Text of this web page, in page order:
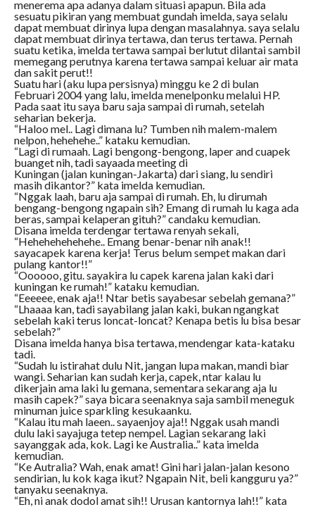
menerema apa adanya dalam situasi apapun. Bila ada
sesuatu pikiran yang membuat gundah imelda, saya selalu
dapat membuat dirinya lupa dengan masalahnya. saya selalu
dapat membuat dirinya tertawa, dan terus tertawa. Pernah
suatu ketika, imelda tertawa sampai berlutut dilantai sambil
memegang perutnya karena tertawa sampai keluar air mata
dan sakit perut!!
Suatu hari (aku lupa persisnya) minggu ke 2 di bulan
Februari 2004 yang lalu, imelda menelponku melalui HP.
Pada saat itu saya baru saja sampai di rumah, setelah
seharian bekerja.
“Haloo mel.. Lagi dimana lu? Tumben nih malem-malem
nelpon, hehehehe..” kataku kemudian.
“Lagi di rumaah. Lagi bengong-bengong, laper and cuapek
buanget nih, tadi sayaada meeting di
Kuningan (jalan kuningan-Jakarta) dari siang, lu sendiri
masih dikantor?” kata imelda kemudian.
“Nggak laah, baru aja sampai di rumah. Eh, lu dirumah
bengang-bengong ngapain sih? Emang di rumah lu kaga ada
beras, sampai kelaperan gituh?” candaku kemudian.
Disana imelda terdengar tertawa renyah sekali,
“Hehehehehehehe.. Emang benar-benar nih anak!!
sayacapek karena kerja! Terus belum sempet makan dari
pulang kantor!!”
“Oooooo, gitu. sayakira lu capek karena jalan kaki dari
kuningan ke rumah!” kataku kemudian.
“Eeeeee, enak aja!! Ntar betis sayabesar sebelah gemana?”
“Lhaaaa kan, tadi sayabilang jalan kaki, bukan ngangkat
sebelah kaki terus loncat-loncat? Kenapa betis lu bisa besar
sebelah?”
Disana imelda hanya bisa tertawa, mendengar kata-kataku
tadi.
“Sudah lu istirahat dulu Nit, jangan lupa makan, mandi biar
wangi. Seharian kan sudah kerja, capek, ntar kalau lu
dikerjain ama laki lu gemana, sementara sekarang aja lu
masih capek?” saya bicara seenaknya saja sambil meneguk
minuman juice sparkling kesukaanku.
“Kalau itu mah laeen.. sayaenjoy aja!! Nggak usah mandi
dulu laki sayajuga tetep nempel. Lagian sekarang laki
sayanggak ada, kok. Lagi ke Australia..” kata imelda
kemudian.
“Ke Autralia? Wah, enak amat! Gini hari jalan-jalan kesono
sendirian, lu kok kaga ikut? Ngapain Nit, beli kangguru ya?”
tanyaku seenaknya.
“Eh, ni anak dodol amat sih!! Urusan kantornya lah!!” kata